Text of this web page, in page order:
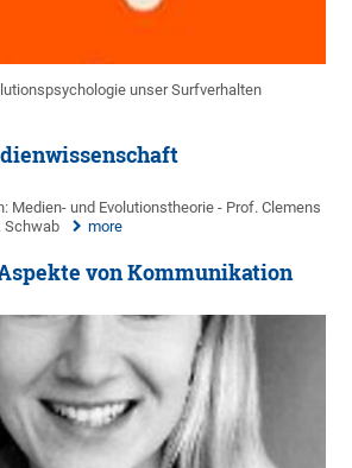
unser Surfverhalten
Medien- und Evolutionstheorie - Prof. Clemens
Schwab
more
von Kommunikation